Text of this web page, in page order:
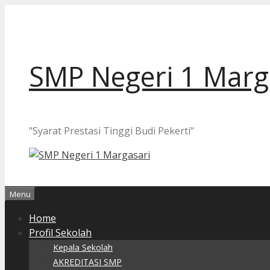
SMP Negeri 1
"Syarat Prestasi Tinggi Budi Pekerti"
Menu
Home
Profil Sekolah
Kepala Sekolah
AKREDITASI SMP